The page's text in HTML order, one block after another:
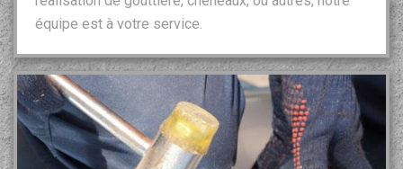
équipe est à votre service.